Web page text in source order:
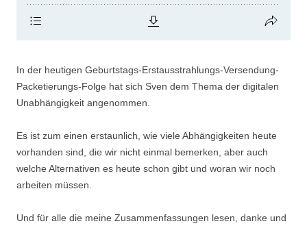
In der heutigen Geburtstags-Erstausstrahlungs-Versendung-
Packetierungs-Folge hat sich Sven dem Thema der digitalen
Unabhängigkeit angenommen.
Es ist zum einen erstaunlich, wie viele Abhängigkeiten heute
vorhanden sind, die wir nicht einmal bemerken, aber auch
welche Alternativen es heute schon gibt und woran wir noch
arbeiten müssen.
Und für alle die meine Zusammenfassungen lesen, danke und